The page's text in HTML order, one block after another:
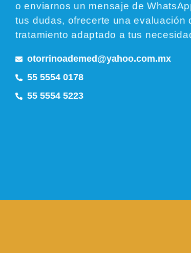
o enviarnos un mensaje de
tus dudas, ofrecerte una evaluación
tratamiento adaptado a tus
otorrinoademed@yahoo.com.mx
55 5554 0178
55 5554 5223